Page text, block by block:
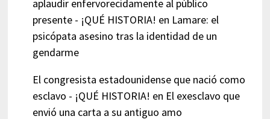
aplaudir enfervorecidamente al público
presente - ¡QUÉ HISTORIA! en Lamare: el
psicópata asesino tras la identidad de un
gendarme
El congresista estadounidense que nació como
esclavo - ¡QUÉ HISTORIA! en El exesclavo que
envió una carta a su antiguo amo